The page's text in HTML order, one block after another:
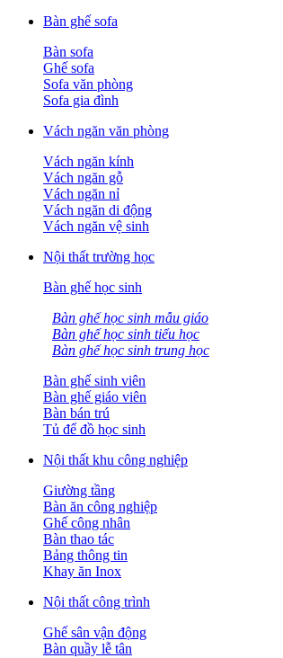
Bàn ghế sofa
Bàn sofa
Ghế sofa
Sofa văn phòng
Sofa gia đình
Vách ngăn văn phòng
Vách ngăn kính
Vách ngăn gỗ
Vách ngăn nỉ
Vách ngăn di động
Vách ngăn vệ sinh
Nội thất trường học
Bàn ghế học sinh
Bàn ghế học sinh mẫu giáo
Bàn ghế học sinh tiểu học
Bàn ghế học sinh trung học
Bàn ghế sinh viên
Bàn ghế giáo viên
Bàn bán trú
Tủ để đồ học sinh
Nội thất khu công nghiệp
Giường tầng
Bàn ăn công nghiệp
Ghế công nhân
Bàn thao tác
Bảng thông tin
Khay ăn Inox
Nội thất công trình
Ghế sân vận động
Bàn quầy lễ tân